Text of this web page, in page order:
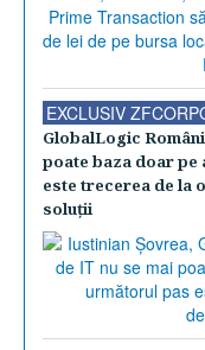
EXCLUSIV
GlobalLogic
poate baza doar
este trecerea de la
soluţii